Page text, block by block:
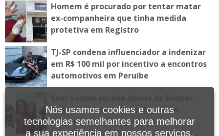
Homem é procurado por tentar matar
ex-companheira que tinha medida
protetiva em Registro
TJ-SP condena influenciador a indenizar
em R$ 100 mil por incentivo a encontros
automotivos em Peruíbe
Tasha e Tracie e Tribo de Jah em
programação de agosto
Nós usamos cookies e outras
tecnologias semelhantes para melhorar
a sua experiência em nossos serviços,